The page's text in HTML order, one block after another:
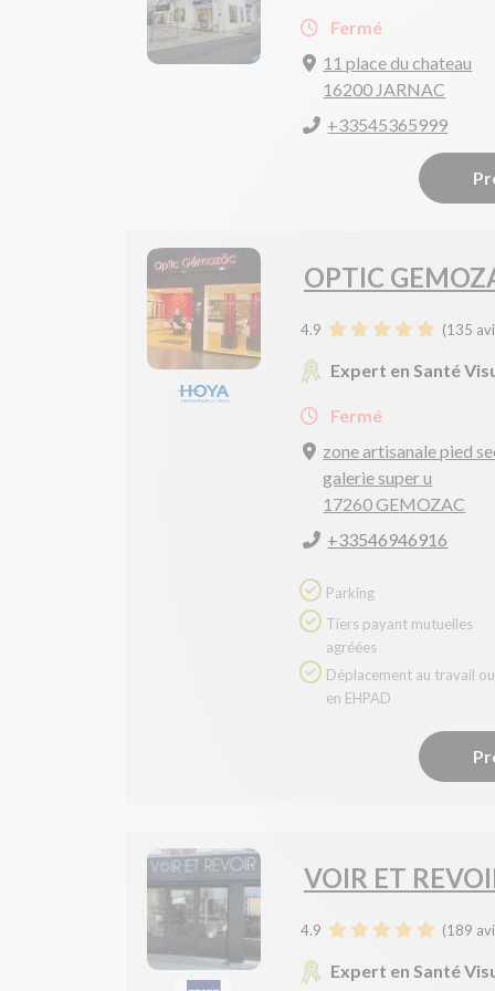
Fermé
11 place du chateau
16200 JARNAC
+33545365999
OPTIC
4.9 (135
Expert en Santé
Fermé
zone artisanale pied
galerie super u
17260 GEMOZAC
+33546946916
Parking
agréées
en EHPAD
VOIR ET
4.9 (189
Expert en Santé